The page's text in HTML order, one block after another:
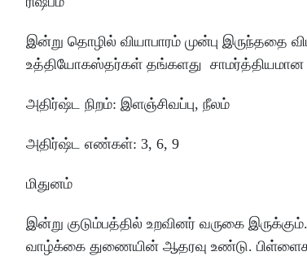
இன்று தொழில் வியாபாரம் முன்பு இருந்ததை
உத்தியோகஸ்தர்கள் தங்களது சாமர்த்தியமான
அதிர்ஷ்ட நிறம்: இளஞ்சிவப்பு, நீலம்
அதிர்ஷ்ட எண்கள்: 3, 6, 9
மிதுனம்
இன்று குடும்பத்தில் உறவினர் வருகை இருக்கும்.
வாழ்க்கை துணையின் ஆதரவு உண்டு.